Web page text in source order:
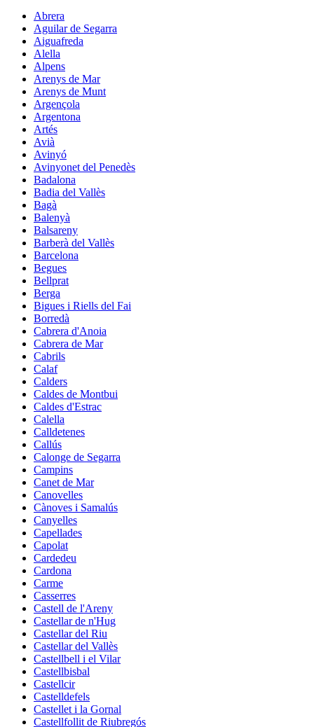
Abrera
Aguilar de Segarra
Aiguafreda
Alella
Alpens
Arenys de Mar
Arenys de Munt
Argençola
Argentona
Artés
Avià
Avinyó
Avinyonet del Penedès
Badalona
Badia del Vallès
Bagà
Balenyà
Balsareny
Barberà del Vallès
Barcelona
Begues
Bellprat
Berga
Bigues i Riells del Fai
Borredà
Cabrera d'Anoia
Cabrera de Mar
Cabrils
Calaf
Calders
Caldes de Montbui
Caldes d'Estrac
Calella
Calldetenes
Callús
Calonge de Segarra
Campins
Canet de Mar
Canovelles
Cànoves i Samalús
Canyelles
Capellades
Capolat
Cardedeu
Cardona
Carme
Casserres
Castell de l'Areny
Castellar de n'Hug
Castellar del Riu
Castellar del Vallès
Castellbell i el Vilar
Castellbisbal
Castellcir
Castelldefels
Castellet i la Gornal
Castellfollit de Riubregós